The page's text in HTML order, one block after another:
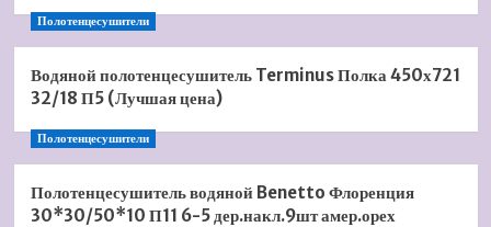
Полотенцесушители
Водяной полотенцесушитель Terminus Полка 450х721
32/18 П5 (Лучшая цена)
Полотенцесушители
Полотенцесушитель водяной Benetto Флоренция
30*30/50*10 П11 6-5 дер.накл.9шт амер.орех